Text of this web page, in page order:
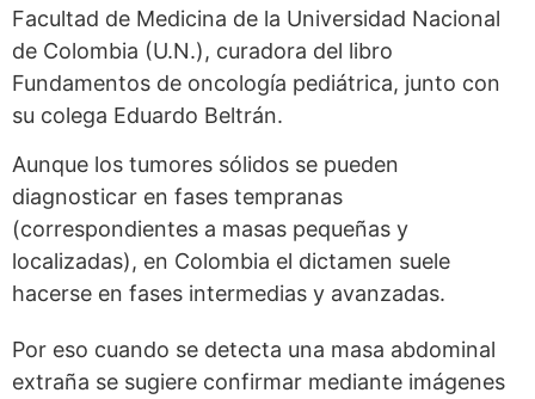
Facultad de Medicina de la Universidad Nacional
de Colombia (U.N.), curadora del libro
Fundamentos de oncología pediátrica, junto con
su colega Eduardo Beltrán.
Aunque los tumores sólidos se pueden
diagnosticar en fases tempranas
(correspondientes a masas pequeñas y
localizadas), en Colombia el dictamen suele
hacerse en fases intermedias y avanzadas.
Por eso cuando se detecta una masa abdominal
extraña se sugiere confirmar mediante imágenes